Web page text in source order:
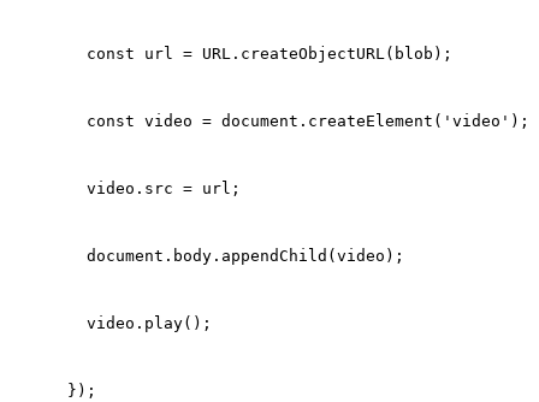
        const url = URL.createObjectURL(blob);
        const video = document.createElement('video');
        video.src = url;
        document.body.appendChild(video);
        video.play();
      });